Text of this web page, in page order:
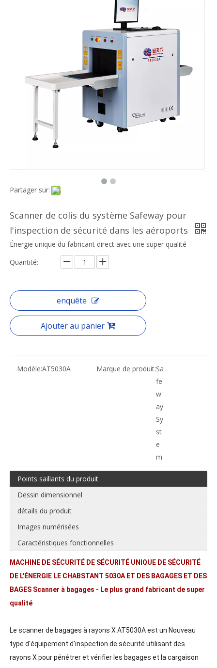
Partager sur:
Scanner de colis du système Safeway pour
l'inspection de sécurité dans les aéroports
Énergie unique du fabricant direct avec une super qualité
Quantité:
enquête
Ajouter au panier
Modèle:AT5030A Marque de produit:Sa
fe
w
ay
Sy
st
e
m
Points saillants du produit
Dessin dimensionnel
détails du produit
Images numérisées
Caractéristiques fonctionnelles
MACHINE DE SÉCURITÉ DE SÉCURITÉ UNIQUE DE SÉCURITÉ
DE L'ÉNERGIE LE CHABSTANT 5030A ET DES BAGAGES ET DES
BAGES Scanner à bagages - Le plus grand fabricant de super
qualité
Le scanner de bagages à rayons X AT5030A est un Nouveau
type d'équipement d'inspection de sécurité utilisant des
rayons X pour pénétrer et vérifier les bagages et la cargaison